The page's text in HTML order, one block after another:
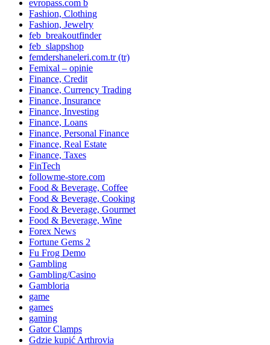
evropass.com b
Fashion, Clothing
Fashion, Jewelry
feb_breakoutfinder
feb_slappshop
femdershaneleri.com.tr (tr)
Femixal – opinie
Finance, Credit
Finance, Currency Trading
Finance, Insurance
Finance, Investing
Finance, Loans
Finance, Personal Finance
Finance, Real Estate
Finance, Taxes
FinTech
followme-store.com
Food & Beverage, Coffee
Food & Beverage, Cooking
Food & Beverage, Gourmet
Food & Beverage, Wine
Forex News
Fortune Gems 2
Fu Frog Demo
Gambling
Gambling/Casino
Gambloria
game
games
gaming
Gator Clamps
Gdzie kupić Arthrovia